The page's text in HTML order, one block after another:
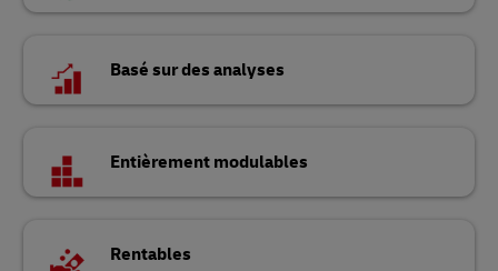
Basé sur des analyses
Entièrement modulables
Rentables